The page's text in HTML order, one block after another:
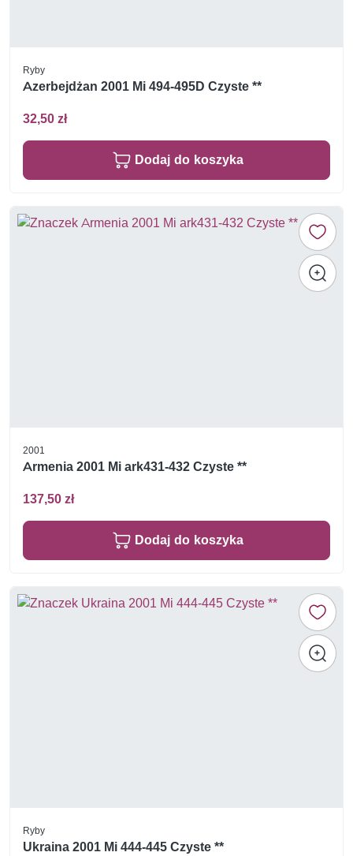
Ryby
Azerbejdżan 2001 Mi 494-495D Czyste **
32,50 zł
Dodaj do koszyka
2001
Armenia 2001 Mi ark431-432 Czyste **
137,50 zł
Dodaj do koszyka
Ryby
Ukraina 2001 Mi 444-445 Czyste **